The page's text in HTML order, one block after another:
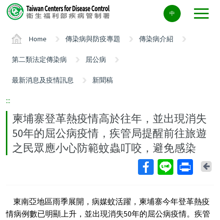
Center
block
中
Home 傳染病與防疫專題 傳染病介紹
第二類法定傳染病 屈公病
最新消息及疫情訊息 新聞稿
:::
柬埔寨登革熱疫情高於往年，並出現消失
50年的屈公病疫情，疾管局提醒前往旅遊
之民眾應小心防範蚊蟲叮咬，避免感染
東南亞地區雨季展開，病媒蚊活躍，柬埔寨今年登革熱疫
情病例數已明顯上升，並出現消失50年的屈公病疫情。疾管